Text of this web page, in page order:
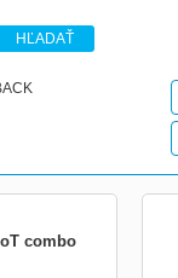
HĽADAŤ
combo